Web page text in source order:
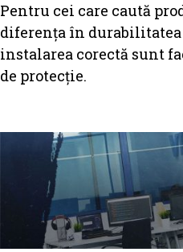
Pentru cei care caută
diferența în
instalarea corectă sunt
de protecție.